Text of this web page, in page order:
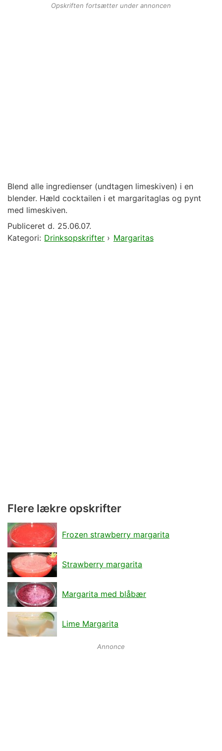
Opskriften fortsætter under annoncen
Blend alle ingredienser (undtagen limeskiven) i en
blender. Hæld cocktailen i et margaritaglas og pynt
med limeskiven.
Publiceret d. 25.06.07.
Kategori: Drinksopskrifter › Margaritas
Flere lækre opskrifter
Frozen strawberry margarita
Strawberry margarita
Margarita med blåbær
Lime Margarita
Annonce